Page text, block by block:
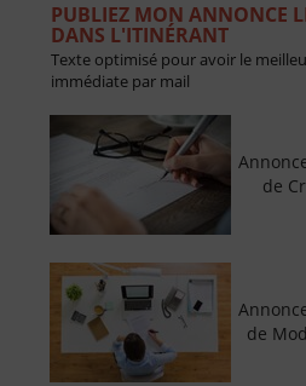
PUBLIEZ MON ANNONCE
DANS L'ITINÉRANT
Texte optimisé pour avoir le
immédiate par mail
de
de